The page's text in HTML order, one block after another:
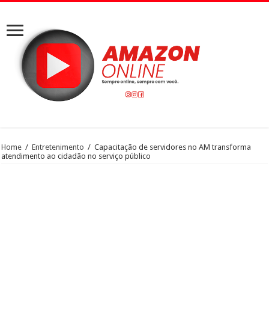
Home / Entretenimento / Capacitação de servidores no AM transforma
atendimento ao cidadão no serviço público